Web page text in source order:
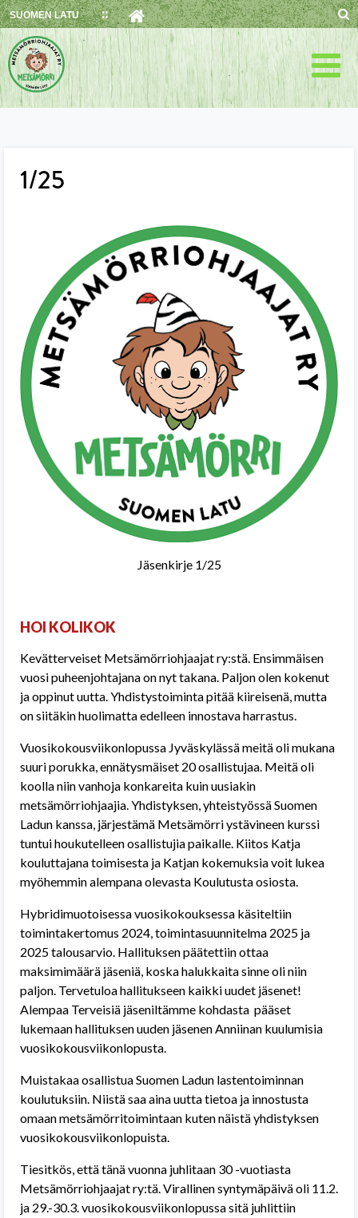
Skip
to
content
SUOMEN LATU
1/25
Jäsenkirje 1/25
HOI KOLIKOK
Kevätterveiset Metsämörriohjaajat ry:stä. Ensimmäisen
vuosi puheenjohtajana on nyt takana. Paljon olen kokenut
ja oppinut uutta. Yhdistystoiminta pitää kiireisenä, mutta
on siitäkin huolimatta edelleen innostava harrastus.
Vuosikokousviikonlopussa Jyväskylässä meitä oli mukana
suuri porukka, ennätysmäiset 20 osallistujaa. Meitä oli
koolla niin vanhoja konkareita kuin uusiakin
metsämörriohjaajia. Yhdistyksen, yhteistyössä Suomen
Ladun kanssa, järjestämä Metsämörri ystävineen kurssi
tuntui houkutelleen osallistujia paikalle. Kiitos Katja
kouluttajana toimisesta ja Katjan kokemuksia voit lukea
myöhemmin alempana olevasta Koulutusta osiosta.
Hybridimuotoisessa vuosikokouksessa käsiteltiin
toimintakertomus 2024, toimintasuunnitelma 2025 ja
2025 talousarvio. Hallituksen päätettiin ottaa
maksimimäärä jäseniä, koska halukkaita sinne oli niin
paljon. Tervetuloa hallitukseen kaikki uudet jäsenet!
Alempaa Terveisiä jäseniltämme kohdasta pääset
lukemaan hallituksen uuden jäsenen Anniinan kuulumisia
vuosikokousviikonlopusta.
Muistakaa osallistua Suomen Ladun lastentoiminnan
koulutuksiin. Niistä saa aina uutta tietoa ja innostusta
omaan metsämörritoimintaan kuten näistä yhdistyksen
vuosikokousviikonlopuista.
Tiesitkös, että tänä vuonna juhlitaan 30 -vuotiasta
Metsämörriohjaajat ry:tä. Virallinen syntymäpäivä oli 11.2.
ja 29.-30.3. vuosikokousviikonlopussa sitä juhlittiin